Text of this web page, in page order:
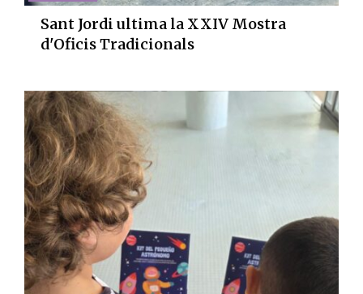
Sant Jordi ultima la XXIV Mostra
d'Oficis Tradicionals